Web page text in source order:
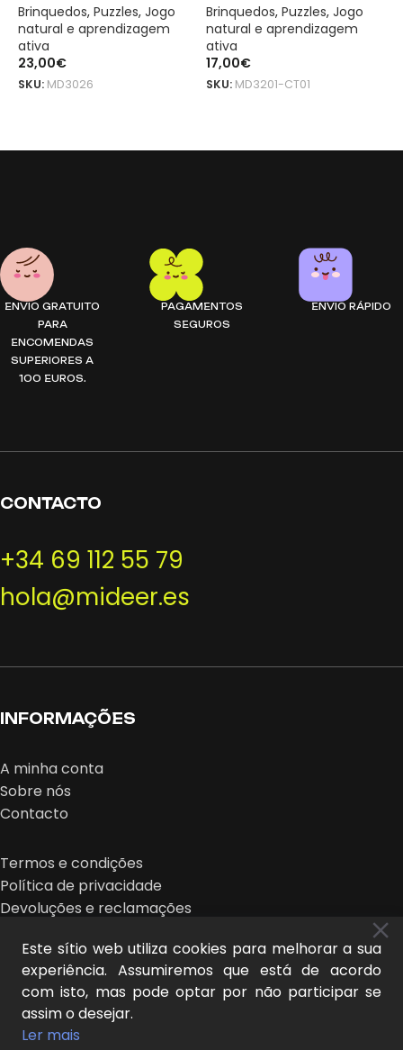
Brinquedos, Puzzles, Jogo
natural e aprendizagem
ativa
23,00€
SKU: MD3026
Brinquedos, Puzzles, Jogo
natural e aprendizagem
ativa
17,00€
SKU: MD3201-CT01
ENVIO GRATUITO
PARA
ENCOMENDAS
SUPERIORES A
100 EUROS.
PAGAMENTOS
SEGUROS
ENVIO RÁPIDO
CONTACTO
+34 69 112 55 79
hola@mideer.es
INFORMAÇÕES
A minha conta
Sobre nós
Contacto
Termos e condições
Política de privacidade
Devoluções e reclamações
MIDEER © 2026 | design:
Este sítio web utiliza cookies para melhorar a sua
experiência. Assumiremos que está de acordo
com isto, mas pode optar por não participar se
assim o desejar.
Ler mais